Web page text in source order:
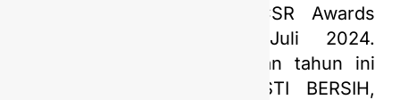
penghargaan Nusantara CSR Awards
pada hari Rabu, 17 Juli 2024.
Penghargaan yang diberikan tahun ini
yaitu untuk Program PASTI BERSIH,